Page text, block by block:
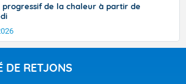
progressif de la chaleur à partir de
DE RETJONS